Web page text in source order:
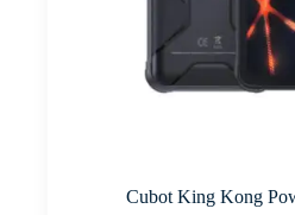
Cubot King Kong